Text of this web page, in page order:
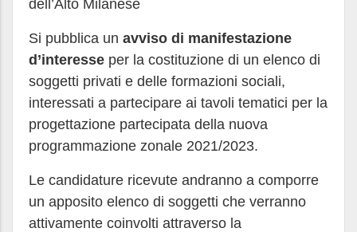
dell’Alto Milanese
Si pubblica un avviso di manifestazione
d’interesse per la costituzione di un elenco di
soggetti privati e delle formazioni sociali,
interessati a partecipare ai tavoli tematici per la
progettazione partecipata della nuova
programmazione zonale 2021/2023.
Le candidature ricevute andranno a comporre
un apposito elenco di soggetti che verranno
attivamente coinvolti attraverso la